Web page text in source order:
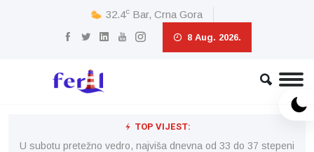
32.4c Bar, Crna Gora
8 Aug. 2026.
TOP VIJEST:
U subotu pretežno vedro, najviša dnevna od 33 do 37 stepeni